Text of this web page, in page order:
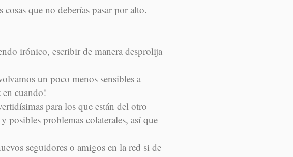
que no deberías pasar por alto.
irónico, escribir de manera desprolija
un poco menos sensibles a
en cuando!
para los que están del otro
problemas colaterales, así que
seguidores o amigos en la red si de